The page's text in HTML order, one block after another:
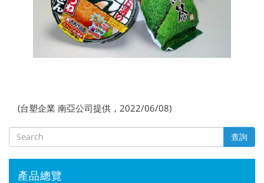
(台塑企業 南亞公司提供，2022/06/08)
查詢
產品總覽